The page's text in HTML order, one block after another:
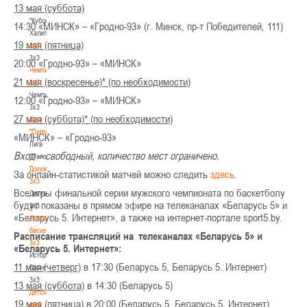
-
"Кубок
Халипского"
3x3
3x3
Чемпионат
3х3
Чемпионат
3х3
Лига
"Палова"
Лига
"Палова"
Документы
3х3
Документы
3х3
История
баскетбола
3х3
История
баскетбола
3х3
Детская
лига
13 мая (суббота)
14:30 «МИНСК» – «Гродно-93» (г. Минск, пр-т Победителей, 111)
19 мая (пятница)
20:00 «Гродно-93» – «МИНСК»
21 мая (воскресенье)* (по необходимости)
12:00 «Гродно-93» – «МИНСК»
27 мая (суббота)* (по необходимости)
«МИНСК» – «Гродно-93»
Вход – свободный, количество мест ограничено.
За онлайн-статистикой матчей можно следить здесь
Все игры финальной серии мужского чемпионата по баскетболу
будут показаны в прямом эфире на телеканалах «Беларусь 5» и
«Беларусь 5. Интернет», а также на интернет-портале sport5.by.
Расписание трансляций на телеканалах «Беларусь 5» и
«Беларусь 5. Интернет»:
11 мая (четверг) в 17:30 (Беларусь 5, Беларусь 5. Интернет)
13 мая (суббота) в 14:30 (Беларусь 5)
19 мая (пятница) в 20:00 (Беларусь 5, Беларусь 5. Интернет)